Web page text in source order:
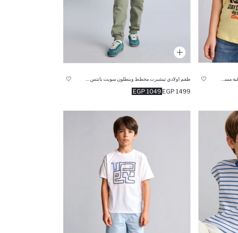
1049 EGP 1499 EGP